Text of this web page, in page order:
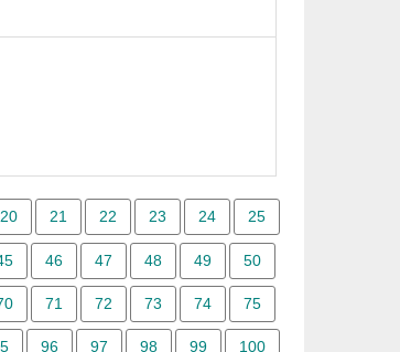
20 21 22 23 24 25
46 47 48 49 50
71 72 73 74 75
96 97 98 99 100